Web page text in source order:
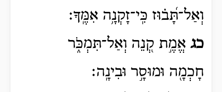
וְאַל־תָּ֝ב֗וּז כִּֽי־זָקְנָ֥ה אִמֶּֽךָ׃
כג אֱמֶ֣ת קְ֭נֵה וְאַל־תִּמְכֹּ֑ר
חָכְמָ֖ה וּמוּסָ֣ר וּבִינָֽה׃